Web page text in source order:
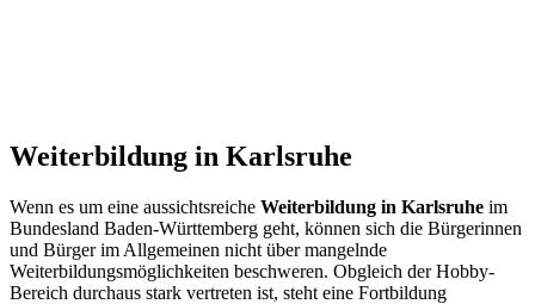
Weiterbildung in Karlsruhe
Wenn es um eine aussichtsreiche Weiterbildung in Karlsruhe im
Bundesland Baden-Württemberg geht, können sich die Bürgerinnen
und Bürger im Allgemeinen nicht über mangelnde
Weiterbildungsmöglichkeiten beschweren. Obgleich der Hobby-
Bereich durchaus stark vertreten ist, steht eine Fortbildung